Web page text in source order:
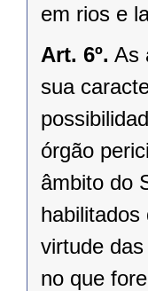
em rios e
Art. 6º. As
sua
órgão
âmbito do
virtude
no que